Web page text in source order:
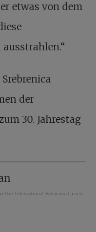
etwas von dem
der
30. Jahrestag
International. Fotos von Lauren